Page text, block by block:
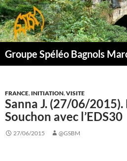
Aller
au
contenu
Groupe Spéléo Bagnols
FRANCE, INITIATION,VISITE
Sanna J. (27/06/2015).
Souchon avec l’EDS30
27/06/2015 @GSBM